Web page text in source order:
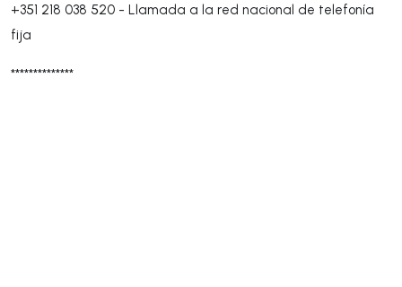
+351 218 038 520 - Llamada a la red nacional de telefonía
fija
**************